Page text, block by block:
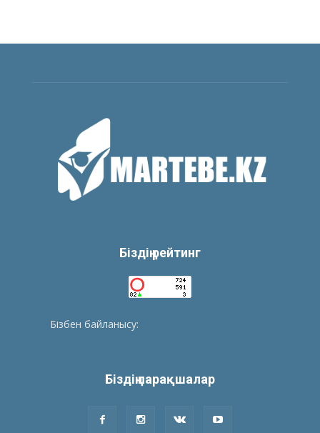
Біздің рейтинг
Бізбен байланысу:
Біздің парақшалар